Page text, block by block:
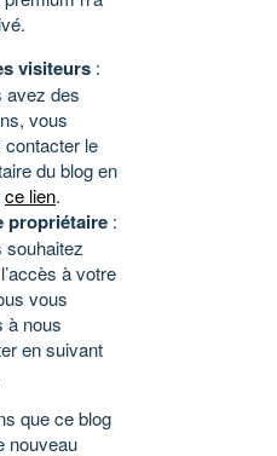
visiteurs :
avez des
vous
contacter le
du blog en
ce lien.
propriétaire :
souhaitez
à votre
vous
à nous
en suivant
que ce blog
nouveau